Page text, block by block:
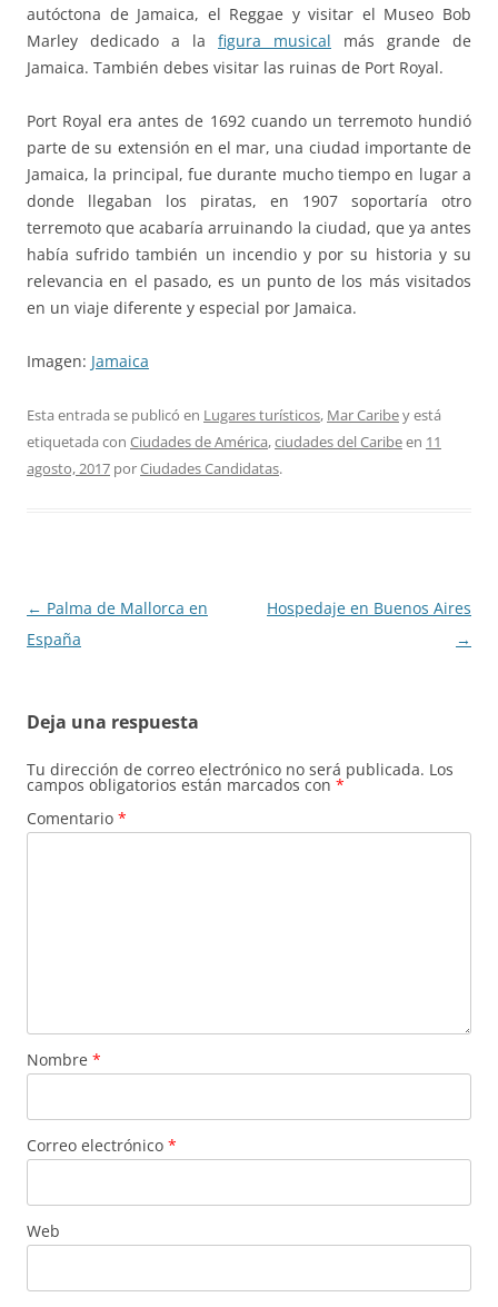
autóctona de Jamaica, el Reggae y visitar el Museo Bob
Marley dedicado a la figura musical más grande de
Jamaica. También debes visitar las ruinas de Port Royal.
Port Royal era antes de 1692 cuando un terremoto hundió
parte de su extensión en el mar, una ciudad importante de
Jamaica, la principal, fue durante mucho tiempo en lugar a
donde llegaban los piratas, en 1907 soportaría otro
terremoto que acabaría arruinando la ciudad, que ya antes
había sufrido también un incendio y por su historia y su
relevancia en el pasado, es un punto de los más visitados
en un viaje diferente y especial por Jamaica.
Imagen: Jamaica
Esta entrada se publicó en Lugares turísticos, Mar Caribey está
etiquetada con Ciudades de América,ciudades del Caribeen 11
agosto, 2017 porCiudades Candidatas.
Navegación
de
← Palma de Mallorca en
España
Hospedaje en Buenos Aires
→
Deja una respuesta
Tu dirección de correo electrónico no será publicada. Los
campos obligatorios están marcados con *
Comentario *
Nombre *
Correo electrónico *
Web